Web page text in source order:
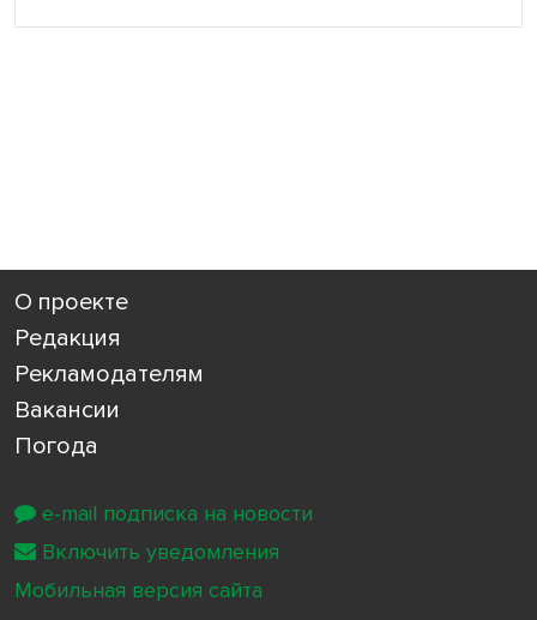
О проекте
Редакция
Рекламодателям
Вакансии
Погода
e-mail подписка на новости
Включить уведомления
Мобильная версия сайта